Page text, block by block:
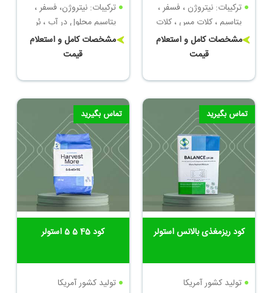
ترکیبات: نیتروژن، فسفر ،
پتاسیم محلول در آب ، بُر
محلول ، کلات مس ، کلات
مشخصات کامل و استعلام
قیمت
ترکیبات: نیتروژن ، فسفر ،
پتاسیم ، کلات مس ، کلات
روی
مشخصات کامل و استعلام
قیمت
تماس بگیرید
کود 45 5 5 استولر
تولید کشور آمریکا
تماس بگیرید
کود ریزمغذی بالانس استولر
تولید کشور آمریکا